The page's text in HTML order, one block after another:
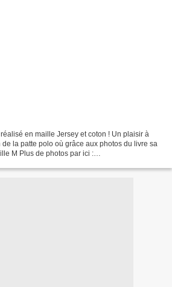
en maille Jersey et coton ! Un plaisir à
la patte polo où grâce aux photos du livre sa
M Plus de photos par ici :